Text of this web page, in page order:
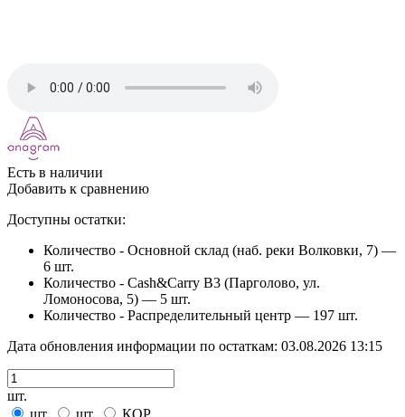
Есть в наличии
Добавить к сравнению
Доступны остатки:
Количество - Основной склад (наб. реки Волковки, 7) —
6 шт.
Количество - Cash&Carry B3 (Парголово, ул.
Ломоносова, 5) — 5 шт.
Количество - Распределительный центр — 197 шт.
Дата обновления информации по остаткам: 03.08.2026 13:15
шт.
шт.
шт.
КОР.